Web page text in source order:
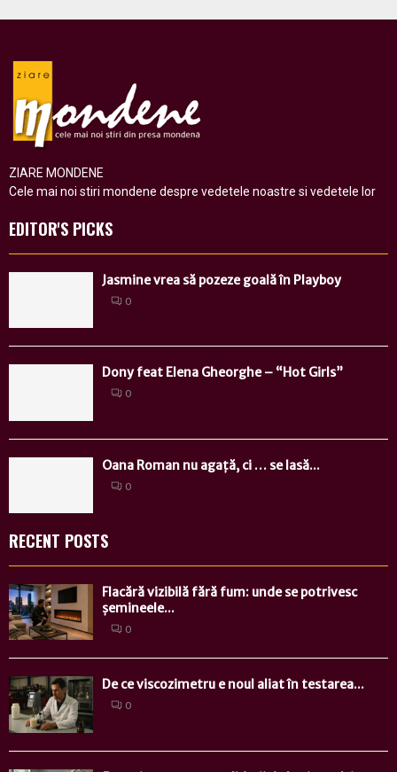
ZIARE MONDENE
Cele mai noi stiri mondene despre vedetele noastre si vedetele lor
EDITOR'S PICKS
Jasmine vrea să pozeze goală în Playboy
0
Dony feat Elena Gheorghe – “Hot Girls”
0
Oana Roman nu agață, ci … se lasă...
0
RECENT POSTS
Flacără vizibilă fără fum: unde se potrivesc
șemineele...
0
De ce viscozimetru e noul aliat în testarea...
0